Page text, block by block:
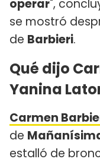
operar",
se mostró
de Barbieri.
Qué dijo
Yanina
Carmen
de
estalló de